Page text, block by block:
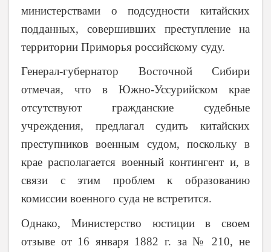
министерствами о подсудности китайских
подданных, совершивших преступление на
территории Приморья российскому суду.
Генерал-губернатор Восточной Сибири
отмечая, что в Южно-Уссурийском крае
отсутствуют гражданские судебные
учреждения, предлагал судить китайских
преступников военным судом, поскольку в
крае располагается военный контингент и, в
связи с этим проблем к образованию
комиссии военного суда не встретится.
Однако, Министерство юстиции в своем
отзыве от 16 января 1882 г. за № 210, не